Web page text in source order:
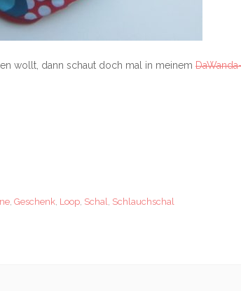
wollt, dann schaut doch mal in meinem
, Geschenk, Loop, Schal, Schlauchschal